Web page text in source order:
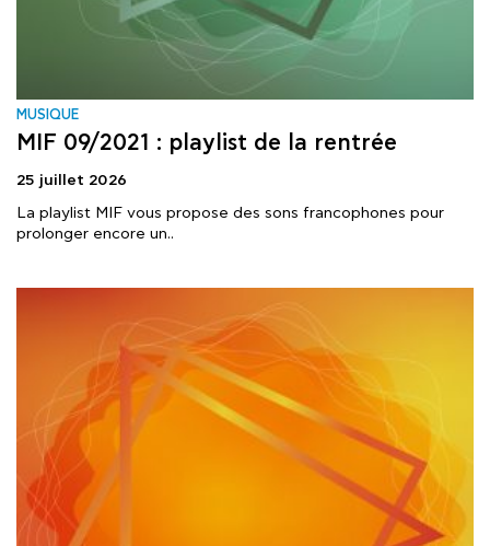
MUSIQUE
MIF 09/2021 : playlist de la rentrée
25 juillet 2026
La playlist MIF vous propose des sons francophones pour
prolonger encore un..